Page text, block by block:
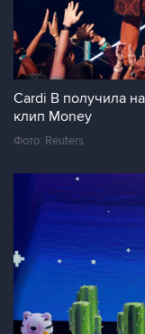
Cardi B получила
клип Money
Фото: Reuters